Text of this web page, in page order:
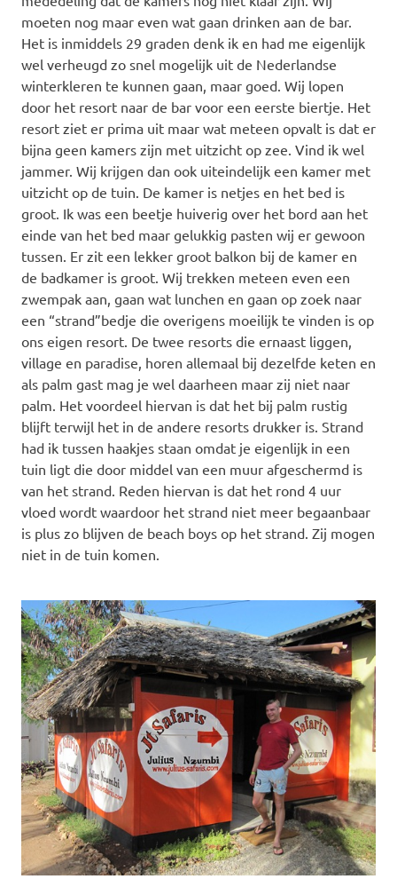
moeten nog maar even wat gaan drinken aan de bar.
Het is inmiddels 29 graden denk ik en had me eigenlijk
wel verheugd zo snel mogelijk uit de Nederlandse
winterkleren te kunnen gaan, maar goed. Wij lopen
door het resort naar de bar voor een eerste biertje. Het
resort ziet er prima uit maar wat meteen opvalt is dat er
bijna geen kamers zijn met uitzicht op zee. Vind ik wel
jammer. Wij krijgen dan ook uiteindelijk een kamer met
uitzicht op de tuin. De kamer is netjes en het bed is
groot. Ik was een beetje huiverig over het bord aan het
einde van het bed maar gelukkig pasten wij er gewoon
tussen. Er zit een lekker groot balkon bij de kamer en
de badkamer is groot. Wij trekken meteen even een
zwempak aan, gaan wat lunchen en gaan op zoek naar
een “strand”bedje die overigens moeilijk te vinden is op
ons eigen resort. De twee resorts die ernaast liggen,
village en paradise, horen allemaal bij dezelfde keten en
als palm gast mag je wel daarheen maar zij niet naar
palm. Het voordeel hiervan is dat het bij palm rustig
blijft terwijl het in de andere resorts drukker is. Strand
had ik tussen haakjes staan omdat je eigenlijk in een
tuin ligt die door middel van een muur afgeschermd is
van het strand. Reden hiervan is dat het rond 4 uur
vloed wordt waardoor het strand niet meer begaanbaar
is plus zo blijven de beach boys op het strand. Zij mogen
niet in de tuin komen.